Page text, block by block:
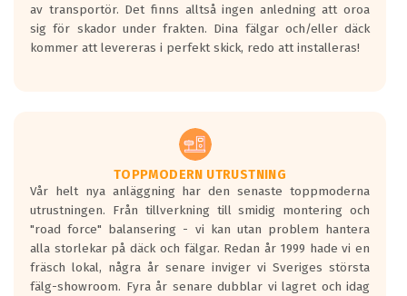
av transportör. Det finns alltså ingen anledning att oroa
sig för skador under frakten. Dina fälgar och/eller däck
kommer att levereras i perfekt skick, redo att installeras!
TOPPMODERN UTRUSTNING
Vår helt nya anläggning har den senaste toppmoderna
utrustningen. Från tillverkning till smidig montering och
"road force" balansering - vi kan utan problem hantera
alla storlekar på däck och fälgar. Redan år 1999 hade vi en
fräsch lokal, några år senare inviger vi Sveriges största
fälg-showroom. Fyra år senare dubblar vi lagret och idag